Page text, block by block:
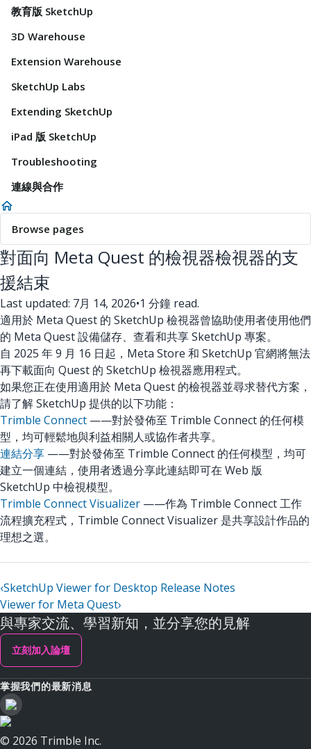
教育版 SketchUp
3D Warehouse
Extension Warehouse
SketchUp Labs
Extending SketchUp
iPad 版 SketchUp
Troubleshooting
連線與合作
Browse pages
對面向 Meta Quest 的檢視器檢視器的支
援結束
Last updated: 7月 14, 2026•1 分鐘 read.
適用於 Meta Quest 的 SketchUp 檢視器曾協助使用者使用他們
的 Meta Quest 設備儲存、查看和共享 SketchUp 專案。
自 2025 年 9 月 16 日起，Meta Store 和 SketchUp 官網將無法
再下載面向 Quest 的 SketchUp 檢視器應用程式。
如果您正在使用適用於 Meta Quest 的檢視器並尋求替代方案，
請了解 SketchUp 提供的以下功能：
Trimble Connect ——對於發佈至 Trimble Connect 的任何模
型，均可輕鬆地與利益相關人或協作者共享。
連結分享 ——對於發佈至 Trimble Connect 的任何模型，均可
建立一個連結，使用者透過分享此連結即可在 Web 版
SketchUp 中檢視模型。
Trimble Connect Visualizer ——作為 Trimble Connect 工作
流程擴充程式，Trimble Connect Visualizer 是共享設計作品的
理想之選。
‹SketchUp Viewer for Desktop Release Notes
Viewer for Meta Quest›
與專家交流、學習新知，並分享您的見解
立刻加入論壇
掌握我們的最新消息
© 2026 Trimble Inc.